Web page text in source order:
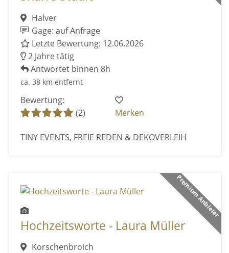
Halver
Gage: auf Anfrage
Letzte Bewertung: 12.06.2026
2 Jahre tätig
Antwortet binnen 8h
ca. 38 km entfernt
Bewertung:
(2)
Merken
TINY EVENTS, FREIE REDEN & DEKOVERLEIH
Premium Anbieter
Hochzeitsworte - Laura Müller
Korschenbroich